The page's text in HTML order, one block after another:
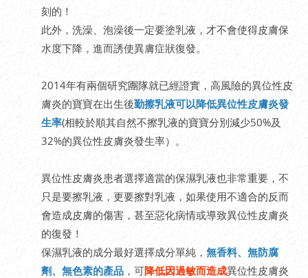
刻的！
此外，洗澡、泡澡後一定要塗乳液，才不會使得皮膚保
水度下降，進而誘使異膚症狀復發。
2014年有兩個研究團隊就已經證實，高風險的異位性皮
膚炎的寶寶在出生後勤擦乳液可以降低異位性皮膚炎發
生率(相較於順其自然不擦乳液的寶寶分別減少50%及
32%的異位性皮膚炎發生率）。
異位性皮膚炎患者選擇適當的保濕乳液也非常重要，不
只是要擦乳液，更要擦對乳液，如果使用不適合的反而
會造成皮膚的傷害，甚至惡化病情或導致異位性皮膚炎
的復發！
保濕乳液的成分最好選擇成分單純， 無香料、無防腐
劑、無色素的產品 ，可降低因過敏而造成異位性皮膚炎